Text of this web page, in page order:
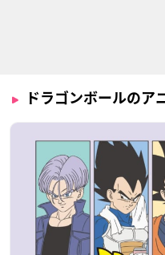
ドラゴンボールのア